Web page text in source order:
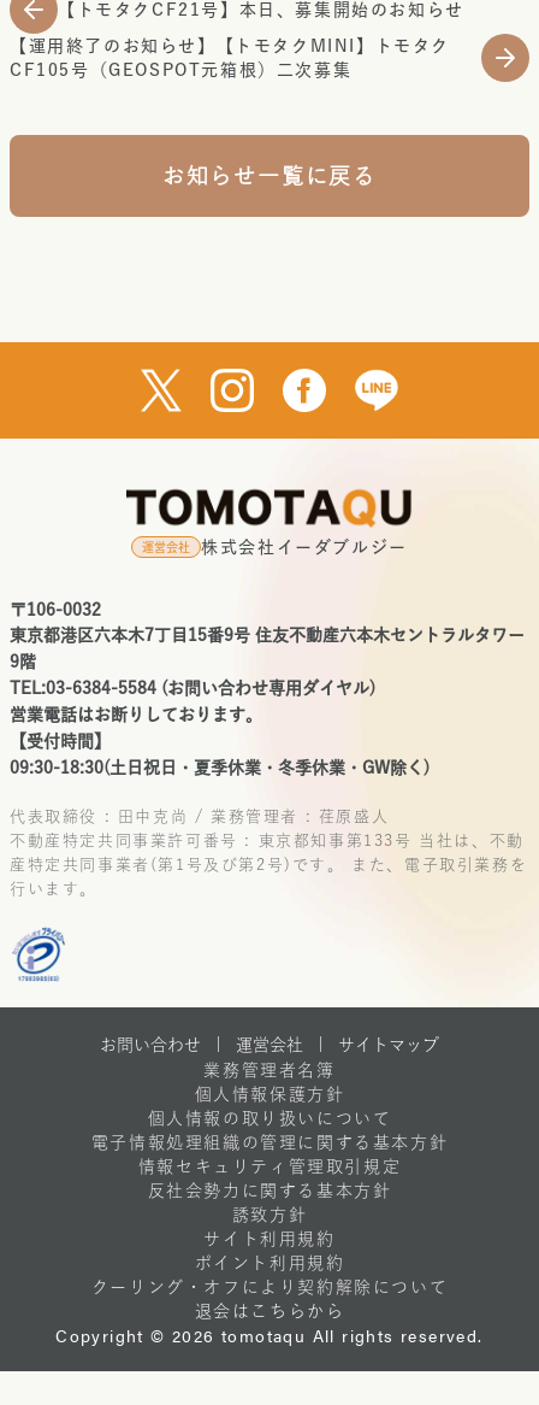
【トモタクCF21号】本日、募集開始のお知らせ
【運用終了のお知らせ】【トモタクMINI】トモタク
CF105号（GEOSPOT元箱根）二次募集
お知らせ一覧に戻る
運営会社 株式会社イーダブルジー
〒106-0032
東京都港区六本木7丁目15番9号 住友不動産六本木セントラルタワー
9階
TEL:03-6384-5584 (お問い合わせ専用ダイヤル)
営業電話はお断りしております。
【受付時間】
09:30-18:30(土日祝日・夏季休業・冬季休業・GW除く)
代表取締役 : 田中克尚 / 業務管理者 : 荏原盛人
不動産特定共同事業許可番号 : 東京都知事第133号
当社は、不動
産特定共同事業者(第1号及び第2号)です。
また、電子取引業務を
行います。
お問い合わせ | 運営会社
サイトマップ
業務管理者名簿
個人情報保護方針
個人情報の取り扱いについて
電子情報処理組織の管理に関する基本方針
情報セキュリティ管理取引規定
反社会勢力に関する基本方針
誘致方針
サイト利用規約
ポイント利用規約
クーリング・オフにより契約解除について
退会はこちらから
Copyright © 2026 tomotaqu All rights reserved.